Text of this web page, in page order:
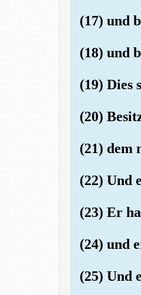
(17) und
(18) und
(19) Dies
(20)
(21) dem
(22) Und
(23) Er
(24) und
(25) Und